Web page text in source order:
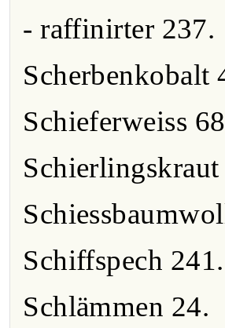
- raffinirter 237.
Scherbenkobalt
Schieferweiss
Schiffspech 241.
Schlämmen 24.